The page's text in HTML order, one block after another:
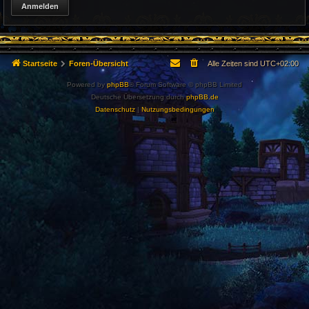
Startseite Foren-Übersicht Alle Zeiten sind UTC+02:00
Powered byphpBB® Forum Software © phpBB Limited
Deutsche Übersetzung durchphpBB.de
Datenschutz| Nutzungsbedingungen